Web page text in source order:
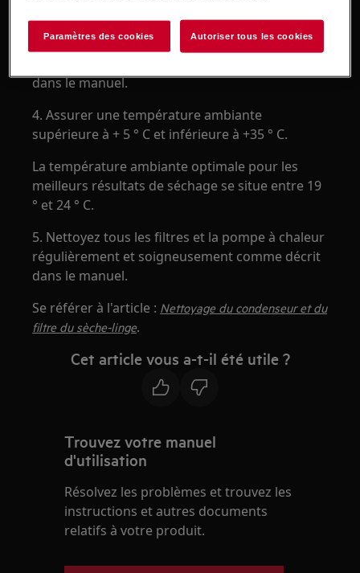
lavage des vêtements correspondent au
programme de séchage. Vous pouvez trouver
dans le manuel.
4. Assurer une température ambiante
supérieure à + 5 ° C et inférieure à +35 ° C.
La température ambiante optimale pour les
meilleurs résultats de séchage se situe entre 19
° et 24 ° C.
5. Nettoyez tous les filtres et la pompe à chaleur
régulièrement et soigneusement comme décrit
dans le manuel.
Se référer à l'article : Nettoyage du condenseur et du
filtre du sèche-linge.
Cet article vous a-t-il été utile ?
Trouvez votre manuel
d'utilisation
Résolvez les problèmes et trouvez les
instructions et autres documents
relatifs à votre produit.
Paramètres des cookies Autoriser tous les cookies